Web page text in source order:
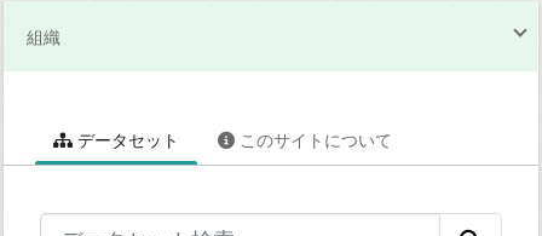
組織
データセット このサイトについて